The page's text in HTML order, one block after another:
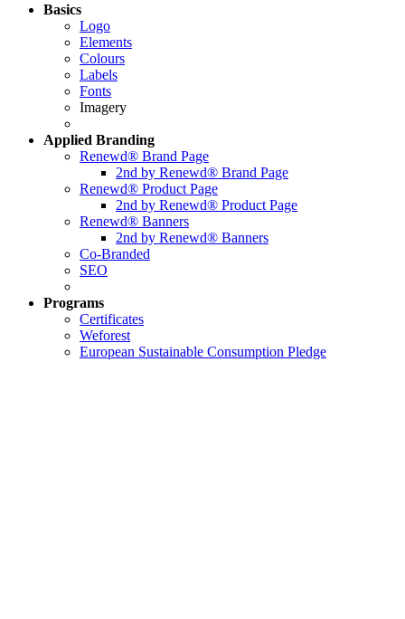
Basics
Logo
Elements
Colours
Labels
Fonts
Imagery
Applied Branding
Renewd® Brand Page
2nd by Renewd® Brand Page
Renewd® Product Page
2nd by Renewd® Product Page
Renewd® Banners
2nd by Renewd® Banners
Co-Branded
SEO
Programs
Certificates
Weforest
European Sustainable Consumption Pledge